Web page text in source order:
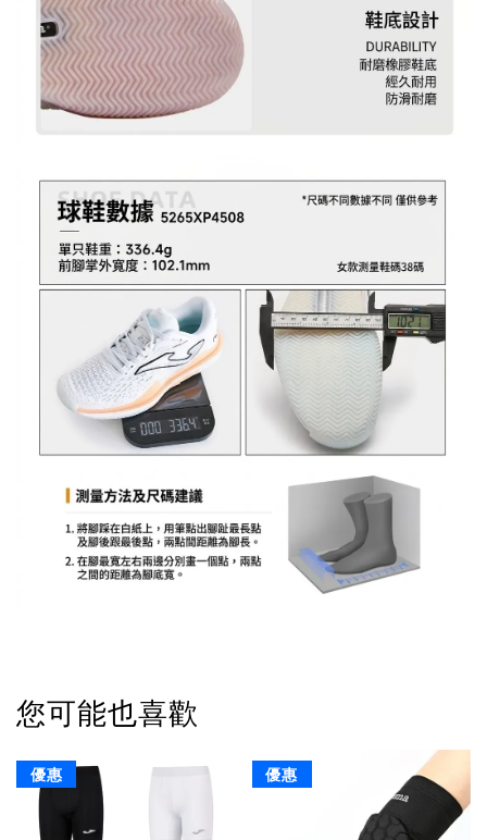
您可能也喜歡
優惠 優惠